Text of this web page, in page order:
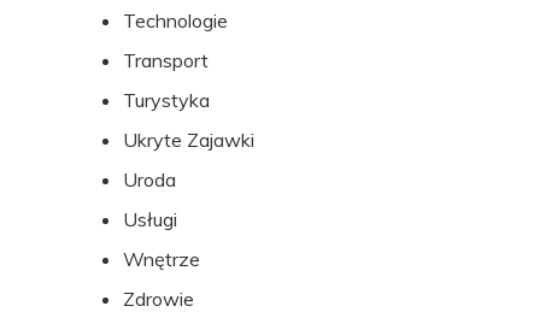
Technologie
Transport
Turystyka
Ukryte Zajawki
Uroda
Usługi
Wnętrze
Zdrowie